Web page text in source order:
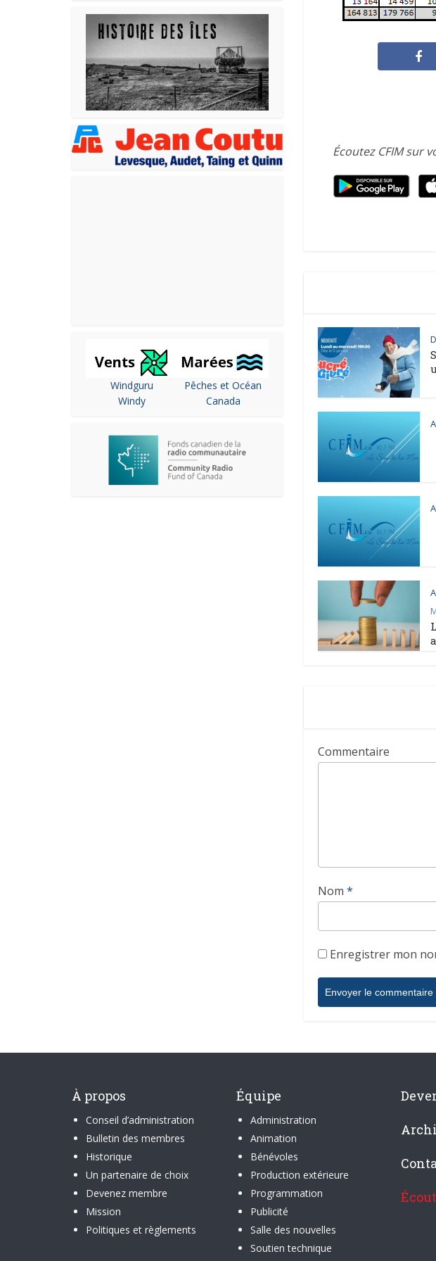
Windguru
Windy
Pêches et Océan
Canada
Écoutez CFIM sur
Commentaire
Nom *
Enregistrer mon
À propos
Conseil d’administration
Bulletin des membres
Historique
Un partenaire de choix
Devenez membre
Mission
Politiques et règlements
Équipe
Administration
Animation
Bénévoles
Production extérieure
Programmation
Publicité
Salle des nouvelles
Soutien technique